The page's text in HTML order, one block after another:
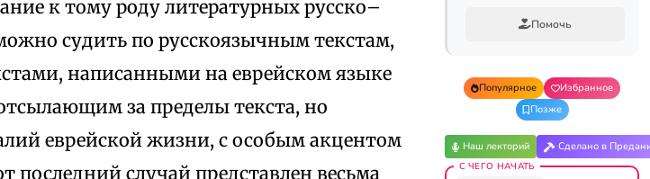
к тому роду литературных русско–
судить по русскоязычным текстам,
написанными на еврейском языке
за пределы текста, но
еврейской жизни, с особым акцентом
последний случай представлен весьма
Помочь
Популярное
Избранное
Позже
Наш лекторий Сделано в
С ЧЕГО НАЧАТЬ